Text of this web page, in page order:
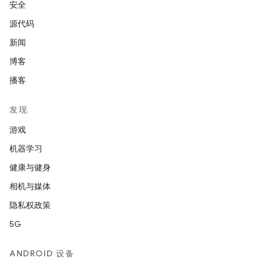
安全
源代码
新闻
博客
播客
发现
游戏
机器学习
健康与健身
相机与媒体
隐私权政策
5G
ANDROID 设备